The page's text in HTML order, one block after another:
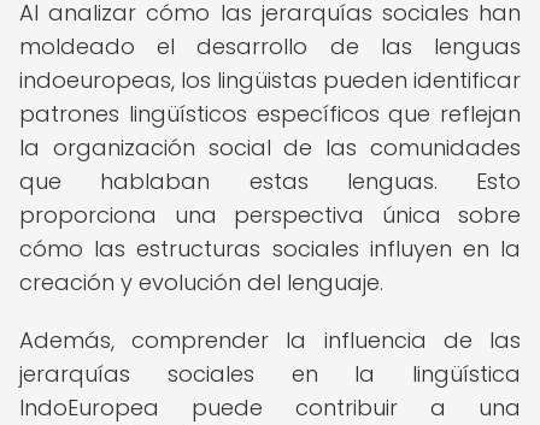
Al analizar cómo las jerarquías sociales han
moldeado el desarrollo de las lenguas
indoeuropeas, los lingüistas pueden identificar
patrones lingüísticos específicos que reflejan
la organización social de las comunidades
que hablaban estas lenguas. Esto
proporciona una perspectiva única sobre
cómo las estructuras sociales influyen en la
creación y evolución del lenguaje.
Además, comprender la influencia de las
jerarquías sociales en la lingüística
IndoEuropea puede contribuir a una